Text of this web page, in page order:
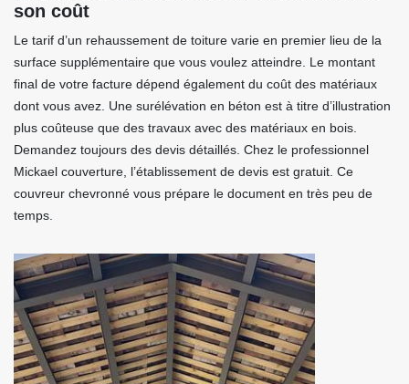
son coût
Le tarif d’un rehaussement de toiture varie en premier lieu de la
surface supplémentaire que vous voulez atteindre. Le montant
final de votre facture dépend également du coût des matériaux
dont vous avez. Une surélévation en béton est à titre d’illustration
plus coûteuse que des travaux avec des matériaux en bois.
Demandez toujours des devis détaillés. Chez le professionnel
Mickael couverture, l’établissement de devis est gratuit. Ce
couvreur chevronné vous prépare le document en très peu de
temps.